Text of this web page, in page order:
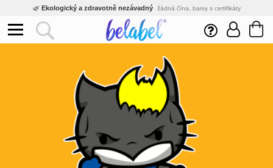
🌿 Ekologický a zdravotně nezávadný žádná čína, barvy s certifikáty
Inovativní výroba vlastní vývoj, nejnovější technologie
Rychlé dodání expedujeme do 24h
velké množstevní slevy
Kvalita pod kontrolou jsme přímý výrobce, žádný zprostředkovatel
Eshop s tradicí od roku 2010 tisíce spokojených zákazníků